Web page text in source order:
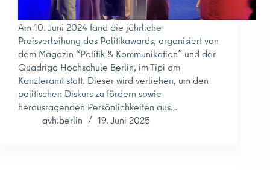
Am 10. Juni 2024 fand die jährliche
Preisverleihung des Politikawards, organisiert von
dem Magazin “Politik & Kommunikation” und der
Quadriga Hochschule Berlin, im Tipi am
Kanzleramt statt. Dieser wird verliehen, um den
politischen Diskurs zu fördern sowie
herausragenden Persönlichkeiten aus…
avh.berlin
19. Juni 2025